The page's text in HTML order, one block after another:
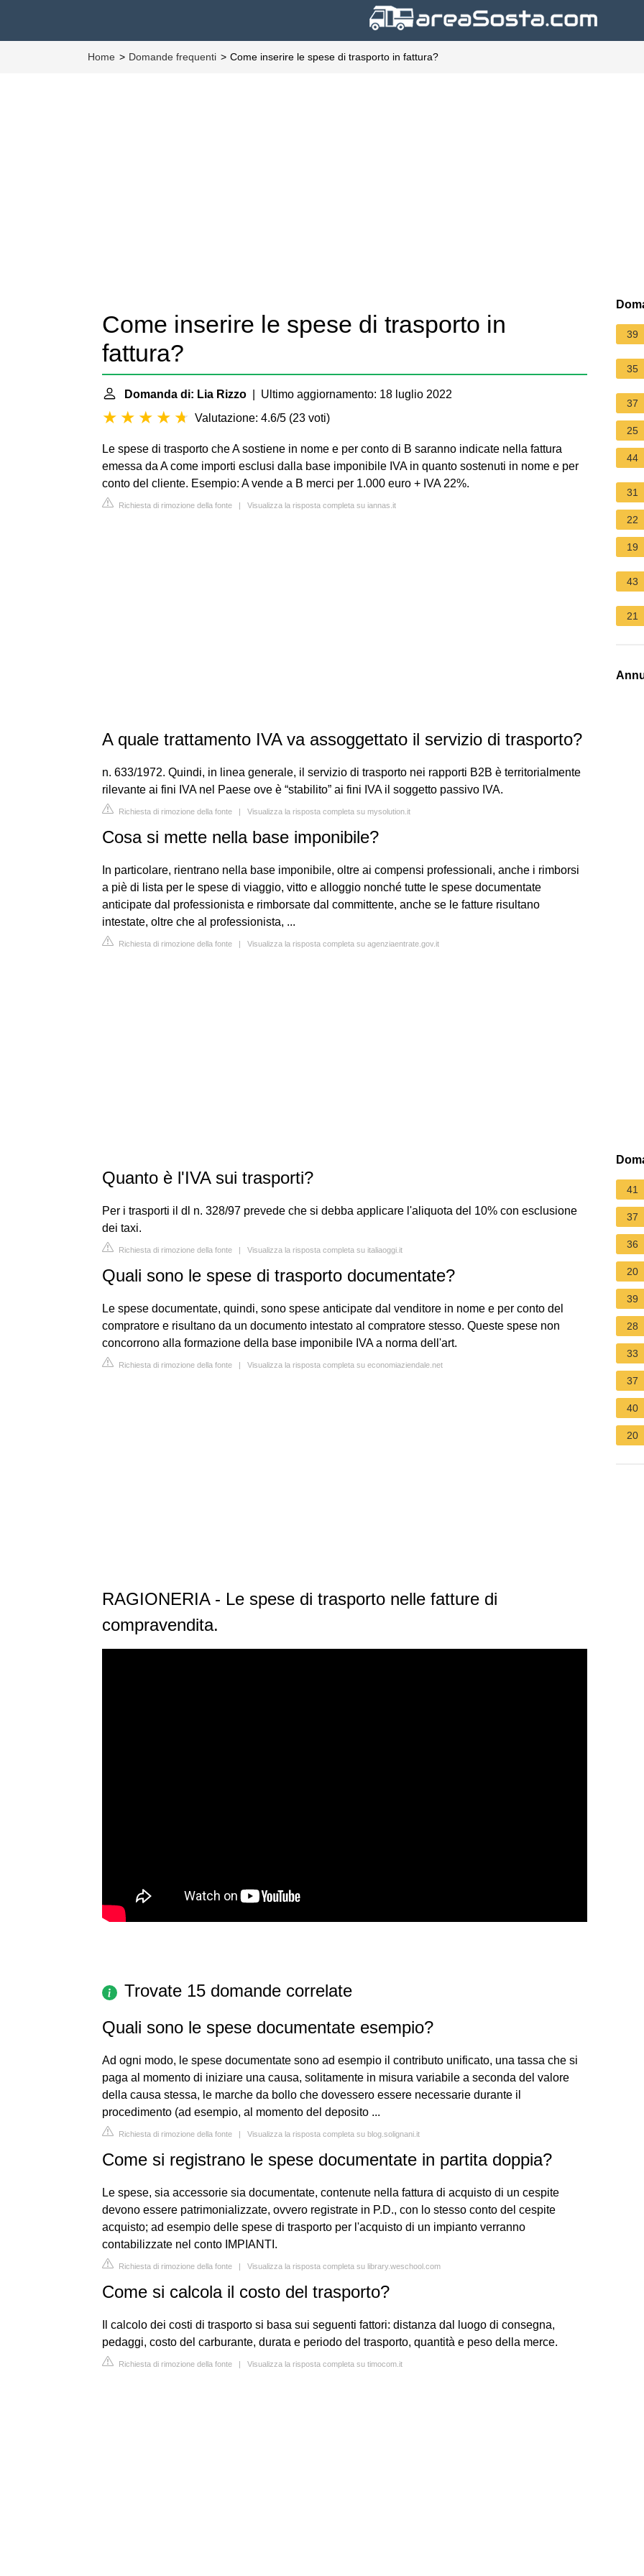
Home Domande frequenti Come inserire le spese di trasporto in fattura?
Come inserire le spese di trasporto in
fattura?
Domanda di: Lia Rizzo | Ultimo aggiornamento: 18 luglio 2022
Valutazione: 4.6/5 (23 voti)
Le spese di trasporto che A sostiene in nome e per conto di B saranno indicate nella fattura
emessa da A come importi esclusi dalla base imponibile IVA in quanto sostenuti in nome e per
conto del cliente. Esempio: A vende a B merci per 1.000 euro + IVA 22%.
Richiesta di rimozione della fonte | Visualizza la risposta completa su iannas.it
A quale trattamento IVA va assoggettato il servizio di trasporto?
n. 633/1972. Quindi, in linea generale, il servizio di trasporto nei rapporti B2B è territorialmente
rilevante ai fini IVA nel Paese ove è “stabilito” ai fini IVA il soggetto passivo IVA.
Richiesta di rimozione della fonte | Visualizza la risposta completa su mysolution.it
Cosa si mette nella base imponibile?
In particolare, rientrano nella base imponibile, oltre ai compensi professionali, anche i rimborsi
a piè di lista per le spese di viaggio, vitto e alloggio nonché tutte le spese documentate
anticipate dal professionista e rimborsate dal committente, anche se le fatture risultano
intestate, oltre che al professionista, ...
Richiesta di rimozione della fonte | Visualizza la risposta completa su agenziaentrate.gov.it
Quanto è l'IVA sui trasporti?
Per i trasporti il dl n. 328/97 prevede che si debba applicare l'aliquota del 10% con esclusione
dei taxi.
Richiesta di rimozione della fonte | Visualizza la risposta completa su italiaoggi.it
Quali sono le spese di trasporto documentate?
Le spese documentate, quindi, sono spese anticipate dal venditore in nome e per conto del
compratore e risultano da un documento intestato al compratore stesso. Queste spese non
concorrono alla formazione della base imponibile IVA a norma dell'art.
Richiesta di rimozione della fonte | Visualizza la risposta completa su economiaziendale.net
RAGIONERIA - Le spese di trasporto nelle fatture di
compravendita.
Trovate 15 domande correlate
Quali sono le spese documentate esempio?
Ad ogni modo, le spese documentate sono ad esempio il contributo unificato, una tassa che si
paga al momento di iniziare una causa, solitamente in misura variabile a seconda del valore
della causa stessa, le marche da bollo che dovessero essere necessarie durante il
procedimento (ad esempio, al momento del deposito ...
Richiesta di rimozione della fonte | Visualizza la risposta completa su blog.solignani.it
Come si registrano le spese documentate in partita doppia?
Le spese, sia accessorie sia documentate, contenute nella fattura di acquisto di un cespite
devono essere patrimonializzate, ovvero registrate in P.D., con lo stesso conto del cespite
acquisto; ad esempio delle spese di trasporto per l'acquisto di un impianto verranno
contabilizzate nel conto IMPIANTI.
Richiesta di rimozione della fonte | Visualizza la risposta completa su library.weschool.com
Come si calcola il costo del trasporto?
Il calcolo dei costi di trasporto si basa sui seguenti fattori: distanza dal luogo di consegna,
pedaggi, costo del carburante, durata e periodo del trasporto, quantità e peso della merce.
Richiesta di rimozione della fonte | Visualizza la risposta completa su timocom.it
39
35
37
25
44
31
22
19
43
21
41
37
36
20
39
28
33
37
40
20